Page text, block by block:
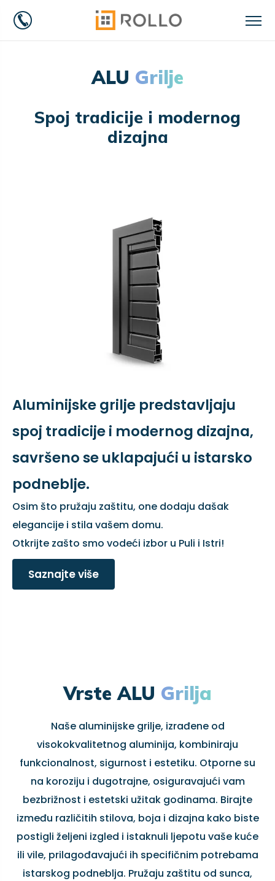
ALU Grilje
Spoj tradicije i modernog
dizajna
Aluminijske grilje predstavljaju
spoj tradicije i modernog dizajna,
savršeno se uklapajući u istarsko
podneblje.
Osim što pružaju zaštitu, one dodaju dašak
elegancije i stila vašem domu.
Otkrijte zašto smo vodeći izbor u Puli i Istri!
Saznajte više
Vrste ALU Grilja
Naše aluminijske grilje, izrađene od
visokokvalitetnog aluminija, kombiniraju
funkcionalnost, sigurnost i estetiku. Otporne su
na koroziju i dugotrajne, osiguravajući vam
bezbrižnost i estetski užitak godinama. Birajte
između različitih stilova, boja i dizajna kako biste
postigli željeni izgled i istaknuli ljepotu vaše kuće
ili vile, prilagođavajući ih specifičnim potrebama
istarskog podneblja. Pružaju zaštitu od sunca,